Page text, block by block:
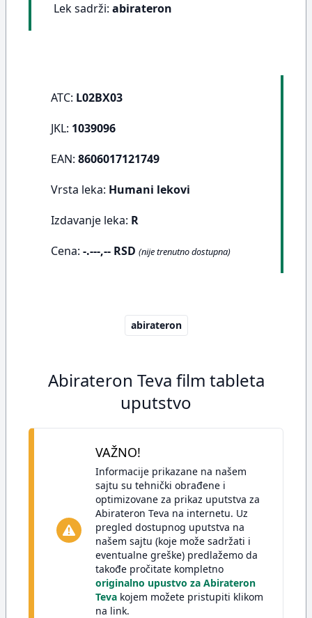
Lek sadrži: abirateron
ATC: L02BX03
JKL: 1039096
EAN: 8606017121749
Vrsta leka: Humani lekovi
Izdavanje leka: R
Cena: -.---,-- RSD (nije trenutno dostupna)
abirateron
Abirateron Teva film tableta
uputstvo
VAŽNO!
Informacije prikazane na našem
sajtu su tehnički obrađene i
optimizovane za prikaz uputstva za
Abirateron Teva na internetu. Uz
pregled dostupnog uputstva na
našem sajtu (koje može sadržati i
eventualne greške) predlažemo da
takođe pročitate kompletno
originalno upustvo za Abirateron
Teva kojem možete pristupiti klikom
na link.